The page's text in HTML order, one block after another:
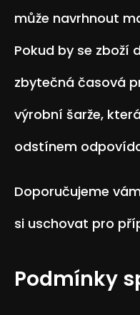
může navrhnout
Pokud by se zboží
zbytečná časová
výrobní šarže,
odstínem
Doporučujeme
si uschovat pro
Podmínky